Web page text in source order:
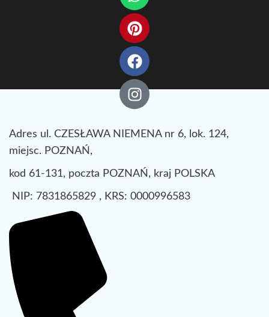
Adres ul. CZESŁAWA NIEMENA nr 6, lok. 124,
miejsc. POZNAŃ,
kod 61-131, poczta POZNAŃ, kraj POLSKA
NIP: 7831865829 , KRS: 0000996583